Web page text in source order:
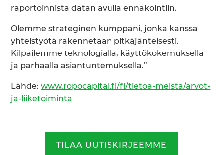
raportoinnista datan avulla ennakointiin.
Olemme strateginen kumppani, jonka kanssa
yhteistyötä rakennetaan pitkäjänteisesti.
Kilpailemme teknologialla, käyttökokemuksella
ja parhaalla asiantuntemuksella.”
Lähde:www.ropocapital.fi/fi/tietoa-meista/arvot-
ja-liiketoiminta
TILAA UUTISKIRJEEMME